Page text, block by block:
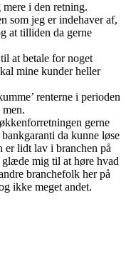
i den retning.
som jeg er indehaver af,
at tilliden da gerne
at betale for noget
mine kunder heller
renterne i perioden
gerne
da kunne løse
er lidt lav i branchen på
mig til at høre hvad
branchefolk her på
ikke meget andet.